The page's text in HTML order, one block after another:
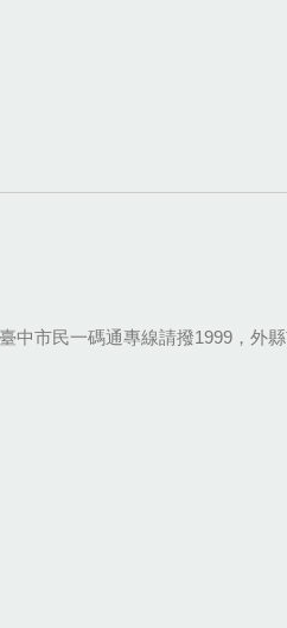
中市民一碼通專線請撥1999，外